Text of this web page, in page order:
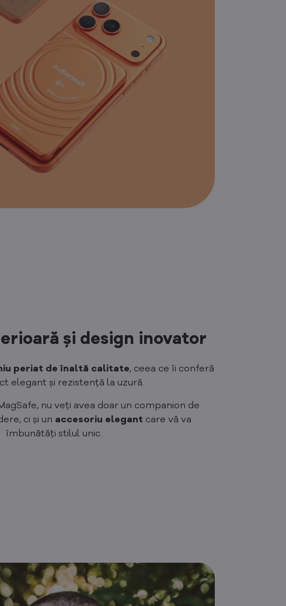
și design inovator
periat de înaltă calitate, ceea ce îi conferă
elegant și rezistență la uzură.
nu veți avea doar un companion de
ci și un accesoriu elegant care vă va
îmbunătăți stilul unic.